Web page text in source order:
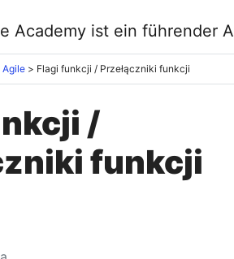
Agile Flagi funkcji / Przełączniki funkcji
/
funkcji